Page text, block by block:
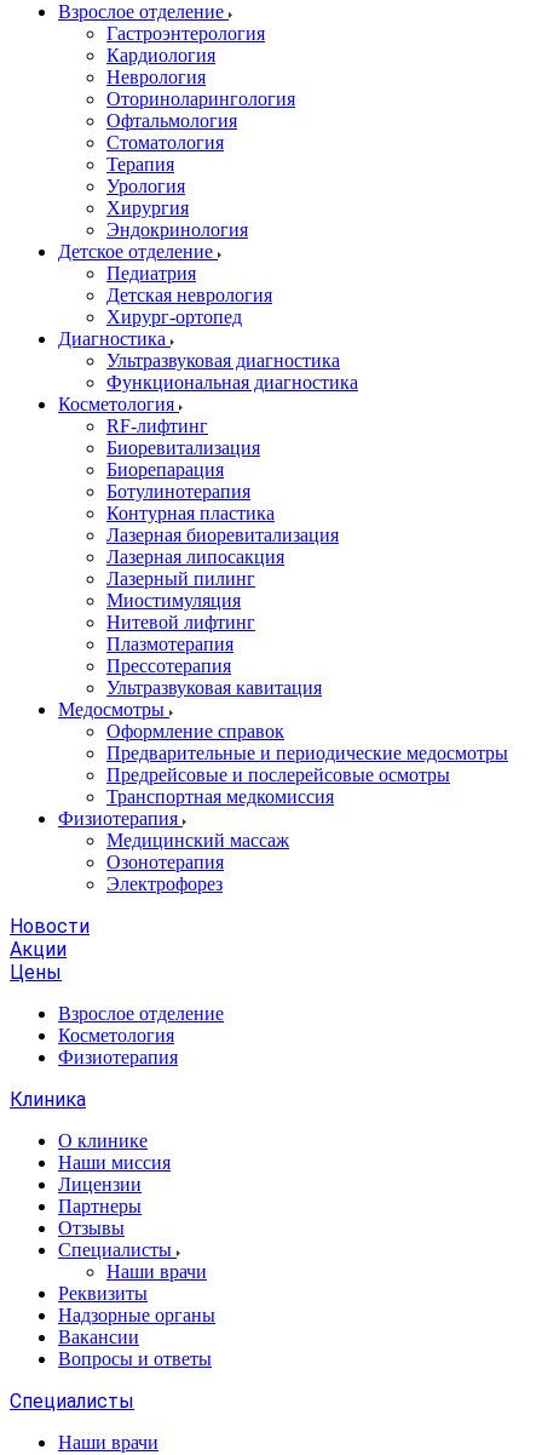
Взрослое отделение
Гастроэнтерология
Кардиология
Неврология
Оториноларингология
Офтальмология
Стоматология
Терапия
Урология
Хирургия
Эндокринология
Детское отделение
Педиатрия
Детская неврология
Хирург-ортопед
Диагностика
Ультразвуковая диагностика
Функциональная диагностика
Косметология
RF-лифтинг
Биоревитализация
Биорепарация
Ботулинотерапия
Контурная пластика
Лазерная биоревитализация
Лазерная липосакция
Лазерный пилинг
Миостимуляция
Нитевой лифтинг
Плазмотерапия
Прессотерапия
Ультразвуковая кавитация
Медосмотры
Оформление справок
Предварительные и периодические медосмотры
Предрейсовые и послерейсовые осмотры
Транспортная медкомиссия
Физиотерапия
Медицинский массаж
Озонотерапия
Электрофорез
Новости
Акции
Цены
Взрослое отделение
Косметология
Физиотерапия
Клиника
О клинике
Наши миссия
Лицензии
Партнеры
Отзывы
Специалисты
Наши врачи
Реквизиты
Надзорные органы
Вакансии
Вопросы и ответы
Специалисты
Наши врачи